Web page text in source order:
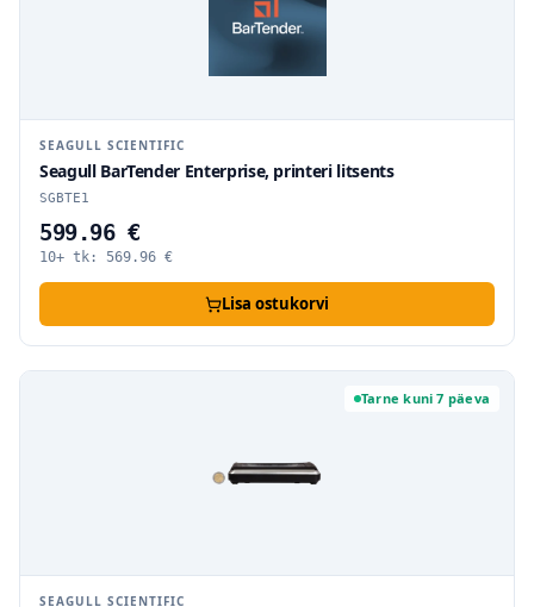
SEAGULL SCIENTIFIC
Seagull BarTender Enterprise, printeri litsents
SGBTE1
599.96 €
10+ tk: 569.96 €
Lisa ostukorvi
Tarne kuni 7 päeva
SEAGULL SCIENTIFIC